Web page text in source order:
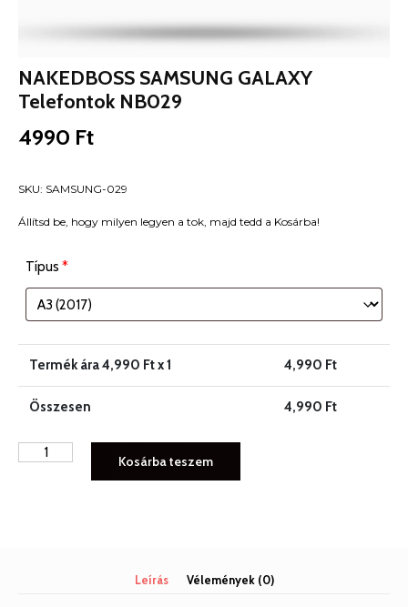
NAKEDBOSS SAMSUNG GALAXY
Telefontok NB029
4990 Ft
SKU: SAMSUNG-029
Állítsd be, hogy milyen legyen a tok, majd tedd a Kosárba!
Típus *
Termék ára4,990 Ft x 1 4,990 Ft
Összesen 4,990 Ft
NAKEDBOSS
Kosárba teszem
Leírás Vélemények (0)